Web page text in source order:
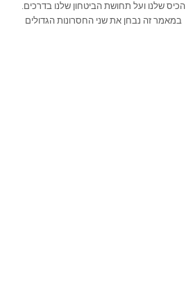
הכיס שלנו ועל תחושת הביטחון שלנו בדרכים.
במאמר זה נבחן את שני החסרונות הגדולים